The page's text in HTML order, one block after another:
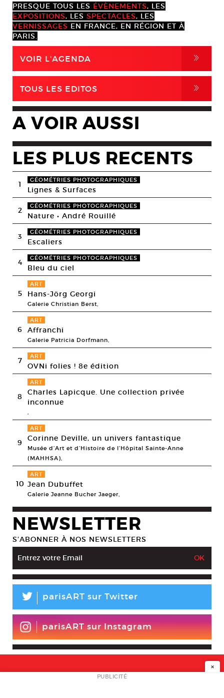
PRESQUE TOUS LES ÉVÈNEMENTS, LES
EXPOSITIONS, LES SPECTACLES, LES
VERNISSAGES EN FRANCE, EN RÉGION ET À
PARIS.
VOIR L'AGENDA ,
TOUS LES EDITOS ,
A VOIR AUSSI
LES PLUS RECENTS
1 GÉOMÉTRIES PHOTOGRAPHIQUES
Lignes & Surfaces
2 GÉOMÉTRIES PHOTOGRAPHIQUES
Nature • André Rouillé
3 GÉOMÉTRIES PHOTOGRAPHIQUES
Escaliers
4 GÉOMÉTRIES PHOTOGRAPHIQUES
Bleu du ciel
5
ART
Hans-Jörg Georgi
Galerie Christian Berst,
6
ART
Affranchi
Galerie Patricia Dorfmann,
7 ART
OVNi folies ! 8e édition
8
ART
Charles Lapicque. Une collection privée
inconnue
,
9
ART
Corinne Deville, un univers fantastique
Musée d’Art et d’Histoire de l’Hôpital Sainte-Anne
(MAHHSA),
10
ART
Jean Dubuffet
Galerie Jeanne Bucher Jaeger,
NEWSLETTER
S’ABONNER À NOS NEWSLETTERS
L parisART sur Twitter
parisART sur Instagram
NEWSLETTER
×
PUBLICITÉ